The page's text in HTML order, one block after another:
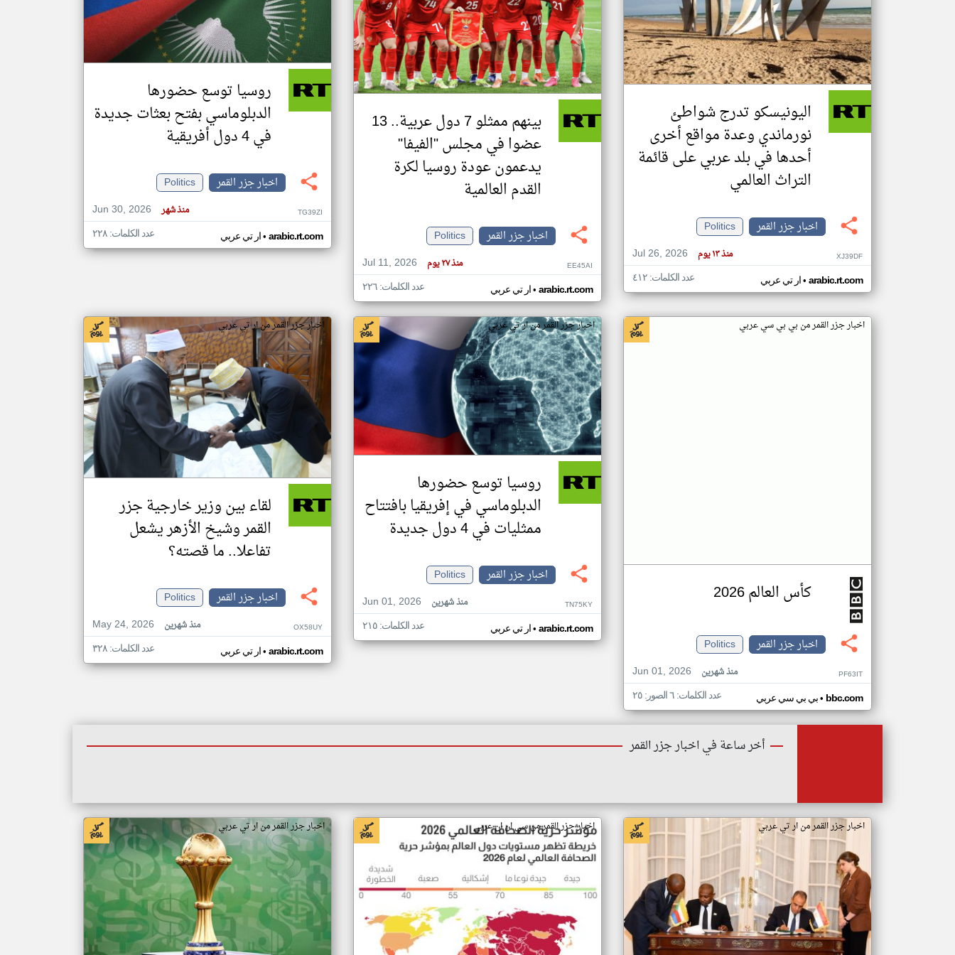
تغيير الدولة
اخبار جزر القمر على مدار الساعة
أهم اخبار جزر القمر العاجلة والمباشرة
اليونيسكو تدرج شواطئ
نورماندي وعدة مواقع أخرى
أحدها في بلد عربي على قائمة
التراث العالمي
اخبار جزر القمر
Politics
Jul 26, 2026
منذ ١٣ يوم XJ39DF
ار تي عربي• arabic.rt.com عدد الكلمات: ٤١٢
بينهم ممثلو 7 دول عربية.. 13
عضوا في مجلس "الفيفا"
يدعمون عودة روسيا لكرة
القدم العالمية
اخبار جزر القمر
Politics
Jul 11, 2026
منذ ٢٧ يوم EE45AI
ار تي عربي• arabic.rt.com عدد الكلمات: ٢٢٦
روسيا توسع حضورها
الدبلوماسي بفتح بعثات جديدة
في 4 دول أفريقية
اخبار جزر القمر
Politics
Jun 30, 2026
منذ شهر TG39ZI
ار تي عربي• arabic.rt.com عدد الكلمات: ٢٢٨
اخبار جزر القمر من بي بي سي عربي
كأس العالم 2026
اخبار جزر القمر
Politics
Jun 01, 2026
منذ شهرين PF63IT
بي بي سي عربي• bbc.com عدد الكلمات: ٦ الصور: ٢٥
اخبار جزر القمر من ار تي عربي
روسيا توسع حضورها
الدبلوماسي في إفريقيا بافتتاح
ممثليات في 4 دول جديدة
اخبار جزر القمر
Politics
Jun 01, 2026
منذ شهرين TN75KY
ار تي عربي• arabic.rt.com عدد الكلمات: ٢١٥
اخبار جزر القمر من ار تي عربي
لقاء بين وزير خارجية جزر
القمر وشيخ الأزهر يشعل
تفاعلا.. ما قصته؟
اخبار جزر القمر
Politics
May 24, 2026
منذ شهرين OX58UY
ار تي عربي• arabic.rt.com عدد الكلمات: ٣٢٨
أخر ساعة في اخبار جزر القمر
اخبار جزر القمر من ار تي عربي اخبار جزر القمر من سي ان ان عربي اخبار جزر القمر من ار تي عربي
klyoum.com